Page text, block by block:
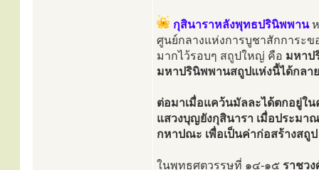
กุสินาราหลังพุทธปรินิพพานห
ศูนย์กลางแห่งการบูชาสักการะข
มากไว้รอบๆ สถูปใหญ่ คือ มหาป
มหาปรินิพพานสถูปแห่งนี้ได้กลา
ต่อมาเมื่อแคว้นมัลละได้ตกอยู่ใ
แสวงบุญยังกุสินารา เมื่อประมา
กหาปณะ เพื่อเป็นค่าก่อสร้างสถูป
ในพุทธศตวรรษที่ ๑๔-๑๕ ราชว